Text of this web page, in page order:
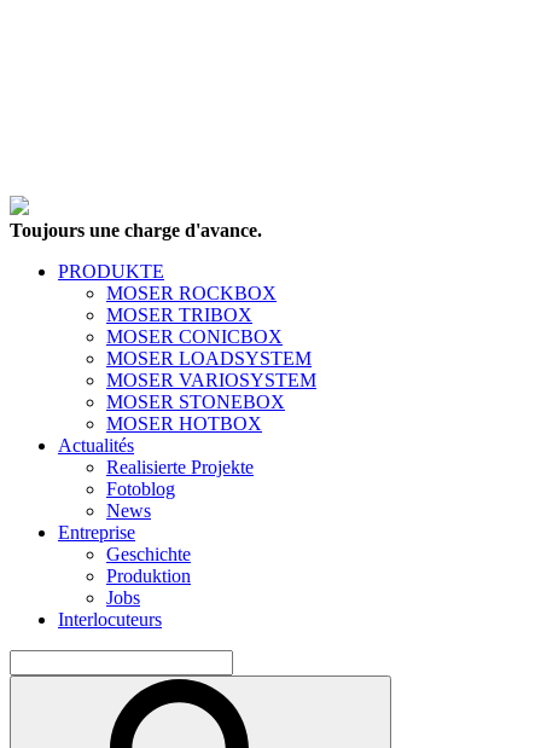
Toujours une charge d'avance.
PRODUKTE
MOSER ROCKBOX
MOSER TRIBOX
MOSER CONICBOX
MOSER LOADSYSTEM
MOSER VARIOSYSTEM
MOSER STONEBOX
MOSER HOTBOX
Actualités
Realisierte Projekte
Fotoblog
News
Entreprise
Geschichte
Produktion
Jobs
Interlocuteurs